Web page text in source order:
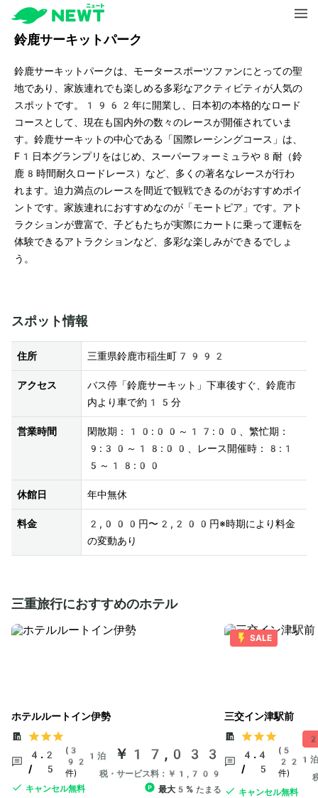
鈴鹿サーキットパーク
鈴鹿サーキットパークは、モータースポーツファンにとっての聖
地であり、家族連れでも楽しめる多彩なアクティビティが人気の
スポットです。1962年に開業し、日本初の本格的なロード
コースとして、現在も国内外の数々のレースが開催されていま
す。鈴鹿サーキットの中心である「国際レーシングコース」は、
F1日本グランプリをはじめ、スーパーフォーミュラや8耐（鈴
鹿8時間耐久ロードレース）など、多くの著名なレースが行わ
れます。迫力満点のレースを間近で観戦できるのがおすすめポイ
ントです。家族連れにおすすめなのが「モートピア」です。アト
ラクションが豊富で、子どもたちが実際にカートに乗って運転を
体験できるアトラクションなど、多彩な楽しみができるでしょ
う。
スポット情報
住所 三重県鈴鹿市稲生町7992
アクセス
バス停「鈴鹿サーキット」下車後すぐ、鈴鹿市
内より車で約15分
営業時間
閑散期：10:00～17:00、繁忙期：
9:30～18:00、レース開催時：8:1
5～18:00
休館日 年中無休
料金
2,000円〜2,200円※時期により料金
の変動あり
三重旅行におすすめのホテル
ホテルルートイン伊勢
4.2
/ 5
(3
92
件)
キャンセル無料
1泊 ￥17,033
税・サービス料：￥1,709
最大5% たまる
SALE
三交イン津駅前
4.4
/ 5
(5
22
件)
キャンセル無料
1泊